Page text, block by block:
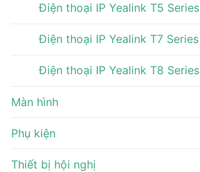
Điện thoại IP Yealink T5 Series
Điện thoại IP Yealink T7 Series
Điện thoại IP Yealink T8 Series
Màn hình
Phụ kiện
Thiết bị hội nghị